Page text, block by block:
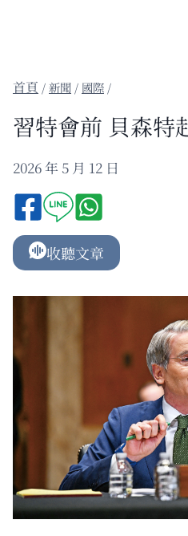
/新聞 / 國際 /
習特會前 貝森特
2026 年 5 月 12 日
收聽文章